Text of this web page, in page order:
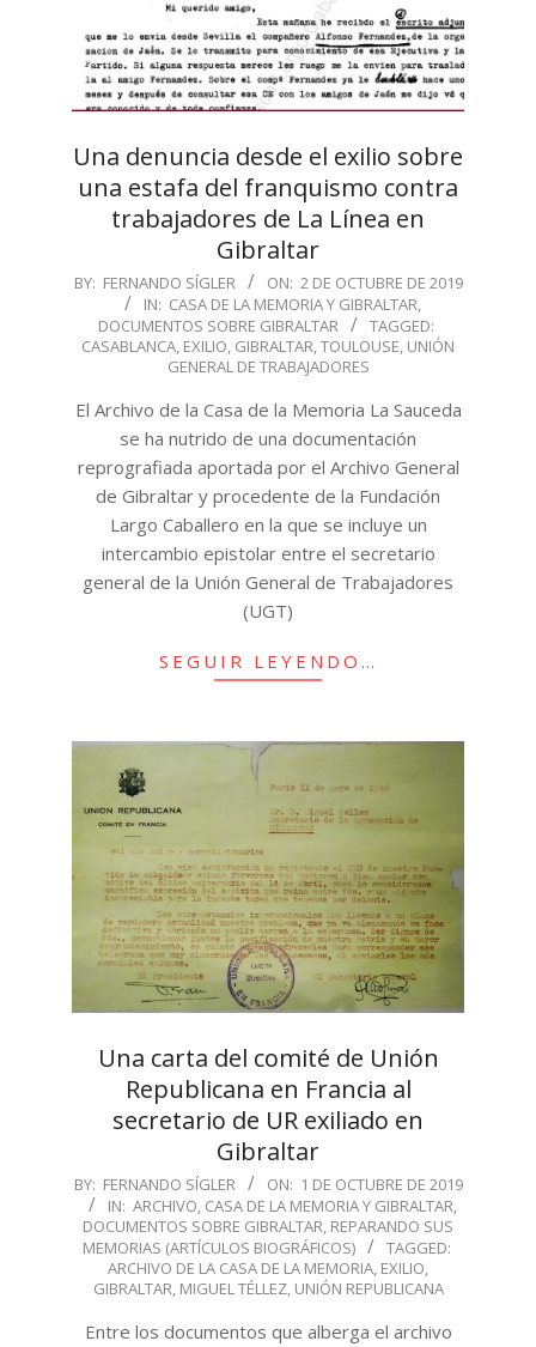
Una denuncia desde el exilio sobre
una estafa del franquismo contra
trabajadores de La Línea en
Gibraltar
2019-
02
BY: FERNANDO SÍGLER ON: 2 DE OCTUBRE DE 2019
IN: CASA DE LA MEMORIA Y GIBRALTAR,
DOCUMENTOS SOBRE GIBRALTAR
TAGGED:
CASABLANCA, EXILIO, GIBRALTAR,TOULOUSE, UNIÓN
GENERAL DE TRABAJADORES
El Archivo de la Casa de la Memoria La Sauceda
se ha nutrido de una documentación
reprografiada aportada por el Archivo General
de Gibraltar y procedente de la Fundación
Largo Caballero en la que se incluye un
intercambio epistolar entre el secretario
general de la Unión General de Trabajadores
(UGT)
SEGUIR LEYENDO…
Una carta del comité de Unión
Republicana en Francia al
secretario de UR exiliado en
Gibraltar
2019-
10-
01
BY: FERNANDO SÍGLER ON: 1 DE OCTUBRE DE 2019
IN: ARCHIVO, CASA DE LA MEMORIA Y GIBRALTAR,
DOCUMENTOS SOBRE GIBRALTAR, REPARANDO SUS
MEMORIAS (ARTÍCULOS BIOGRÁFICOS)
TAGGED:
ARCHIVO DE LA CASA DE LA MEMORIA, EXILIO,
GIBRALTAR, MIGUEL TÉLLEZ, UNIÓN REPUBLICANA
Entre los documentos que alberga el archivo